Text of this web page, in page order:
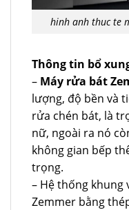
hinh anh thuc te
Thông tin bổ
– Máy rửa bát
lượng, độ bền và
rửa chén bát, là
nữ, ngoài ra nó
không gian bếp
trọng.
– Hệ thống khung
Zemmer bằng